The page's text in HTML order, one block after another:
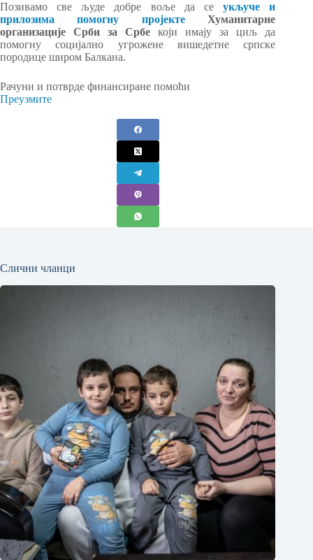
Позивамо све људе добре воље да сеукључе и
прилозима помогну пројектеХуманитарне
организације Срби за Србе који имају за циљ да
помогну социјално угрожене вишедетне српске
породице широм Балкана.
Рачуни и потврде финансиране помоћи
Преузмите
Слични чланци